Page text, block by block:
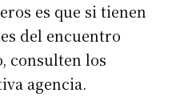
es que si tienen
del encuentro
consulten los
agencia.